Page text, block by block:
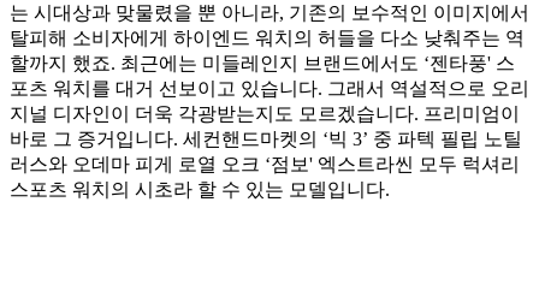
는 시대상과 맞물렸을 뿐 아니라, 기존의 보수적인 이미지에서
탈피해 소비자에게 하이엔드 워치의 허들을 다소 낮춰주는 역
할까지 했죠. 최근에는 미들레인지 브랜드에서도 ‘젠타풍' 스
포츠 워치를 대거 선보이고 있습니다. 그래서 역설적으로 오리
지널 디자인이 더욱 각광받는지도 모르겠습니다. 프리미엄이
바로 그 증거입니다. 세컨핸드마켓의 ‘빅 3’ 중 파텍 필립 노틸
러스와 오데마 피게 로열 오크 ‘점보' 엑스트라씬 모두 럭셔리
스포츠 워치의 시초라 할 수 있는 모델입니다.